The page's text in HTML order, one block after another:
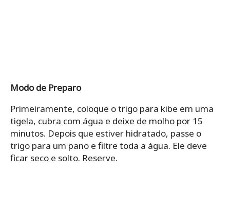
Modo de Preparo
Primeiramente, coloque o trigo para kibe em uma
tigela, cubra com água e deixe de molho por 15
minutos. Depois que estiver hidratado, passe o
trigo para um pano e filtre toda a água. Ele deve
ficar seco e solto. Reserve.